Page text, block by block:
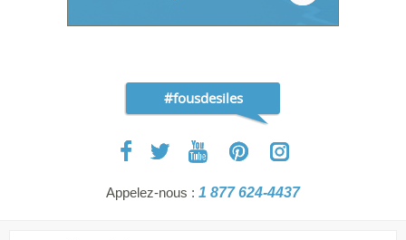
#fousdesiles
Appelez-nous : 1 877 624-4437